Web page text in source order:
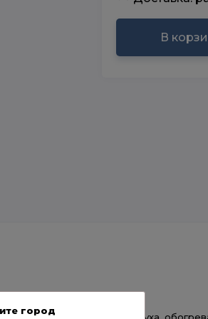
В
город